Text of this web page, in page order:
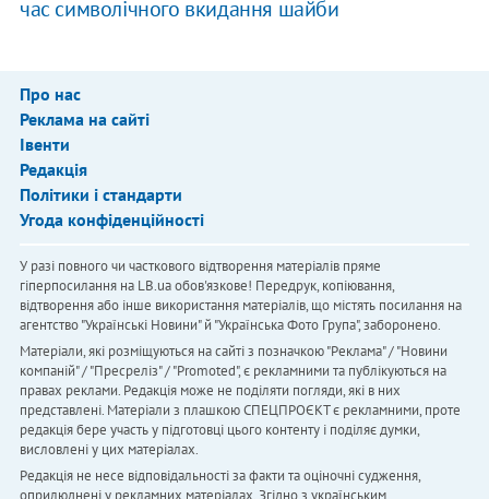
час символічного вкидання шайби
Про нас
Реклама на сайті
Івенти
Редакція
Політики і стандарти
Угода конфіденційності
У разі повного чи часткового відтворення матеріалів пряме
гіперпосилання на LB.ua обов'язкове! Передрук, копіювання,
відтворення або інше використання матеріалів, що містять посилання на
агентство "Українськi Новини" й "Українська Фото Група", заборонено.
Матеріали, які розміщуються на сайті з позначкою "Реклама" / "Новини
компаній" / "Пресреліз" / "Promoted", є рекламними та публікуються на
правах реклами. Редакція може не поділяти погляди, які в них
представлені. Матеріали з плашкою СПЕЦПРОЄКТ є рекламними, проте
редакція бере участь у підготовці цього контенту і поділяє думки,
висловлені у цих матеріалах.
Редакція не несе відповідальності за факти та оціночні судження,